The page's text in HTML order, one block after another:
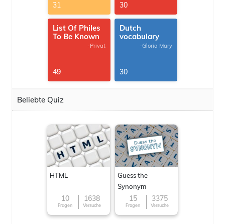
31 30
List Of Philes
To Be Known
-Privat
49
Dutch
vocabulary
-Gloria Mary
30
Beliebte Quiz
HTML
10
Fragen
1638
Versuche
Guess the
Synonym
15
Fragen
3375
Versuche